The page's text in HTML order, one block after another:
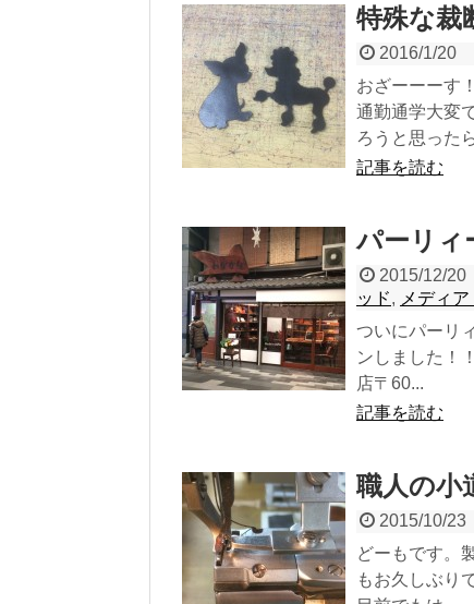
特殊な裁
2016/1/20
おざーーーす
通勤通学大変
ろうと思った
記事を読む
パーリィ
2015/12/20
ッド, メディ
ついにパーリ
ンしました！
店〒60...
記事を読む
職人の
2015/10/23
どーもです。
もお久しぶり